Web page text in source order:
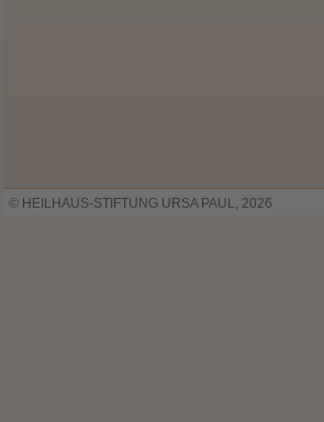
© HEILHAUS-STIFTUNG URSA PAUL, 2026